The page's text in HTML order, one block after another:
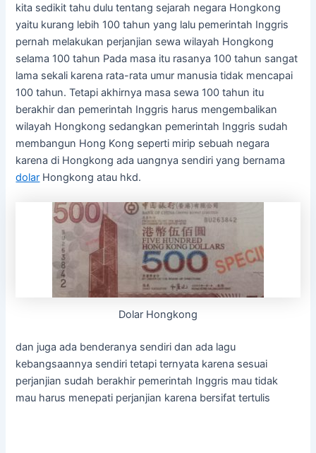
kita sedikit tahu dulu tentang sejarah negara Hongkong
yaitu kurang lebih 100 tahun yang lalu pemerintah Inggris
pernah melakukan perjanjian sewa wilayah Hongkong
selama 100 tahun Pada masa itu rasanya 100 tahun sangat
lama sekali karena rata-rata umur manusia tidak mencapai
100 tahun. Tetapi akhirnya masa sewa 100 tahun itu
berakhir dan pemerintah Inggris harus mengembalikan
wilayah Hongkong sedangkan pemerintah Inggris sudah
membangun Hong Kong seperti mirip sebuah negara
karena di Hongkong ada uangnya sendiri yang bernama
dolar Hongkong atau hkd.
Dolar Hongkong
dan juga ada benderanya sendiri dan ada lagu
kebangsaannya sendiri tetapi ternyata karena sesuai
perjanjian sudah berakhir pemerintah Inggris mau tidak
mau harus menepati perjanjian karena bersifat tertulis